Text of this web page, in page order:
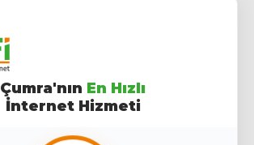
Çumra'nın En Hızlı
İnternet Hizmeti